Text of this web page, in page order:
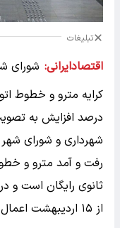
تبلیغات
اقتصادایرانی: شورای
درصد افزایش به
شهرداری و شورای شهر
رفت و آمد مترو و
از ۱۵ اردیبهشت اعمال خواهد شد.